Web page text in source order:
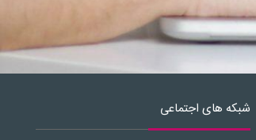
شبکه های اجتماعی